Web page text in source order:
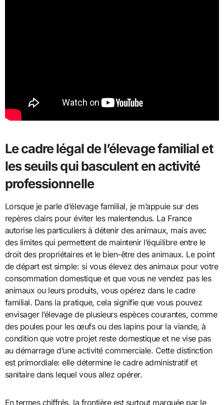
Le cadre légal de l’élevage familial et
les seuils qui basculent en activité
professionnelle
Lorsque je parle d’élevage familial, je m’appuie sur des
repères clairs pour éviter les malentendus. La France
autorise les particuliers à détenir des animaux, mais avec
des limites qui permettent de maintenir l’équilibre entre le
droit des propriétaires et le bien-être des animaux. Le point
de départ est simple: si vous élevez des animaux pour votre
consommation domestique et que vous ne vendez pas les
animaux ou leurs produits, vous opérez dans le cadre
familial. Dans la pratique, cela signifie que vous pouvez
envisager l’élevage de plusieurs espèces courantes, comme
des poules pour les œufs ou des lapins pour la viande, à
condition que votre projet reste domestique et ne vise pas
au démarrage d’une activité commerciale. Cette distinction
est primordiale: elle détermine le cadre administratif et
sanitaire dans lequel vous allez opérer.
En termes chiffrés, la frontière est surtout marquée par le